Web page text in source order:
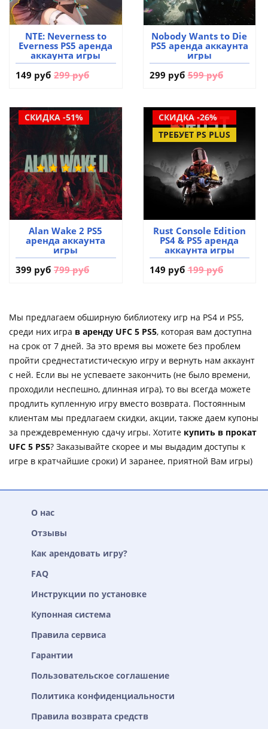
NTE: Neverness to
Everness PS5 аренда
аккаунта игры
149 руб 299 руб
Nobody Wants to Die
PS5 аренда аккаунта
игры
299 руб 599 руб
СКИДКА -51%
Alan Wake 2 PS5
аренда аккаунта
игры
399 руб 799 руб
СКИДКА -26%
ТРЕБУЕТ PS PLUS
Rust Console Edition
PS4 & PS5 аренда
аккаунта игры
149 руб 199 руб
Мы предлагаем обширную библиотеку игр на PS4 и PS5,
среди них игра в аренду UFC 5 PS5, которая вам доступна
на срок от 7 дней. За это время вы можете без проблем
пройти среднестатистическую игру и вернуть нам аккаунт
с ней. Если вы не успеваете закончить (не было времени,
проходили неспешно, длинная игра), то вы всегда можете
продлить купленную игру вместо возврата. Постоянным
клиентам мы предлагаем скидки, акции, также даем купоны
за преждевременную сдачу игры. Хотите купить в прокат
UFC 5 PS5? Заказывайте скорее и мы выдадим доступы к
игре в кратчайшие сроки) И заранее, приятной Вам игры)
О нас
Отзывы
Как арендовать игру?
FAQ
Инструкции по установке
Купонная система
Правила сервиса
Гарантии
Пользовательское соглашение
Политика конфиденциальности
Правила возврата средств